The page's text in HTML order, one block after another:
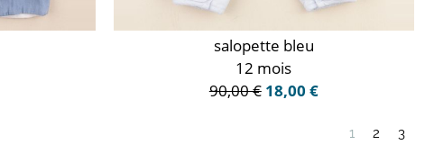
salopette bleu
12 mois
90,00 € 18,00 €
1 2 3